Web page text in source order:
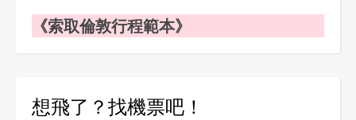
《索取倫敦行程範本》
想飛了？找機票吧！